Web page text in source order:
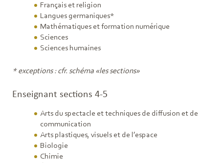
Français et religion
Langues germaniques*
Mathématiques et formation numérique
Sciences
Sciences humaines
* exceptions : cfr. schéma «les sections»
Enseignant sections 4-5
Arts du spectacle et techniques de diffusion et de
communication
Arts plastiques, visuels et de l’espace
Biologie
Chimie